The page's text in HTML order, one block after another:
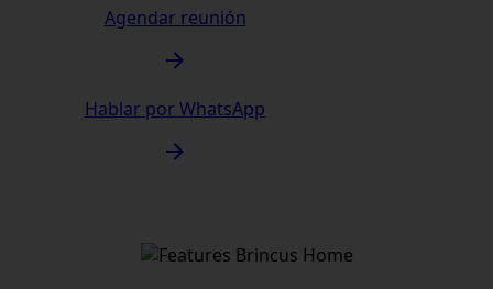
Agendar reunión
Hablar por WhatsApp